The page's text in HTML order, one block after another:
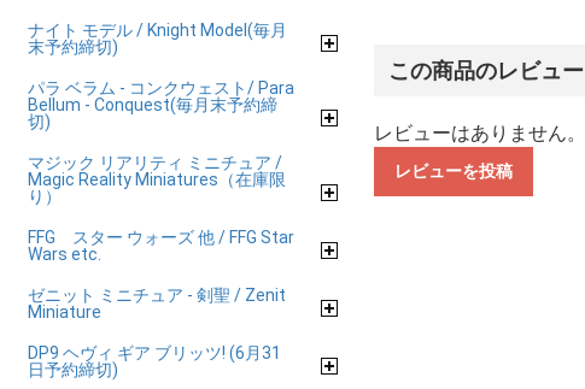
ナイト モデル / Knight Model(毎月
末予約締切)
パラ ベラム - コンクウェスト/ Para
Bellum - Conquest(毎月末予約締
切)
マジック リアリティ ミニチュア /
Magic Reality Miniatures（在庫限
り）
FFG スター ウォーズ 他 / FFG Star
Wars etc.
ゼニット ミニチュア - 剣聖 / Zenit
Miniature
DP9 ヘヴィ ギア ブリッツ! (6月31
日予約締切)
この商品のレビュー
レビューはありません。
レビューを投稿